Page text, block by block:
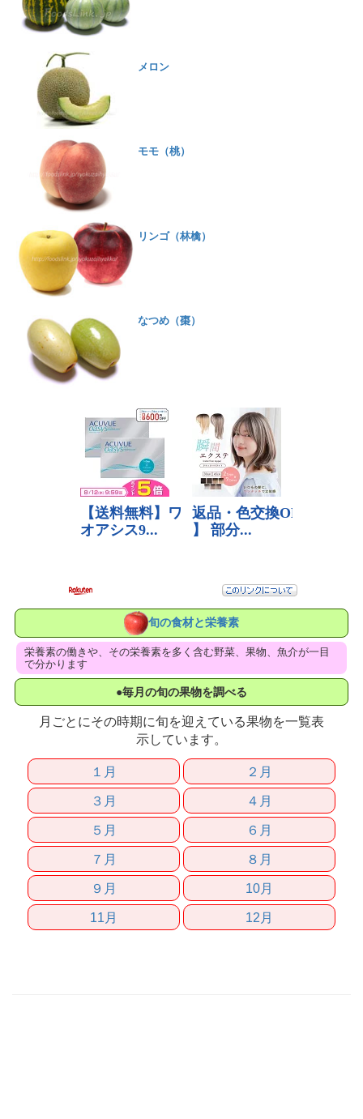
メロン
モモ（桃）
リンゴ（林檎）
なつめ（棗）
旬の食材と栄養素
栄養素の働きや、その栄養素を多く含む野菜、果物、魚介が一目
で分かります
●毎月の旬の果物を調べる
月ごとにその時期に旬を迎えている果物を一覧表
示しています。
１月
２月
３月
４月
５月
６月
７月
８月
９月
10月
11月
12月